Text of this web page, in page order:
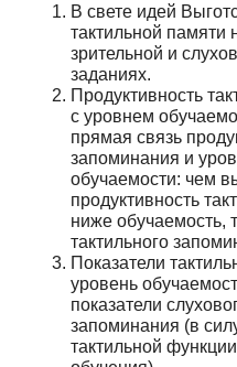
В свете идей
тактильной памяти
зрительной и
заданиях.
Продуктивность
с уровнем
прямая связь
запоминания и
обучаемости: чем
продуктивность
ниже обучаемость,
тактильного
Показатели
уровень
показатели
запоминания (в
тактильной